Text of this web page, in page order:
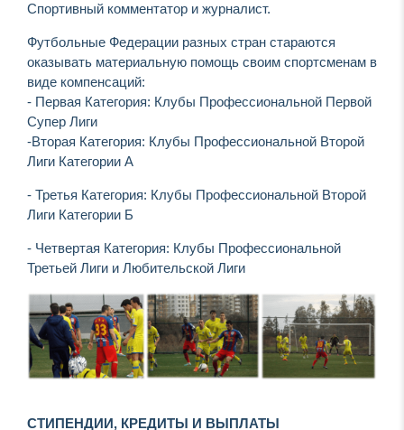
Спортивный комментатор и журналист.
Футбольные Федерации разных стран стараются
оказывать материальную помощь своим спортсменам в
виде компенсаций:
- Первая Категория: Клубы Профессиональной Первой
Супер Лиги
-Вторая Категория: Клубы Профессиональной Второй
Лиги Категории А
- Третья Категория: Клубы Профессиональной Второй
Лиги Категории Б
- Четвертая Категория: Клубы Профессиональной
Третьей Лиги и Любительской Лиги
СТИПЕНДИИ, КРЕДИТЫ И ВЫПЛАТЫ